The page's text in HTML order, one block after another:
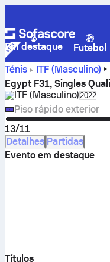
Em destaque Futebol
Ténis
ITF (Masculino)
– resultados dos jogos
Egypt F31, Singles
ITF (Masculino)Select
2022
Piso rápido exterior
13/11
Detalhes Partidas
Evento em destaque
Títulos